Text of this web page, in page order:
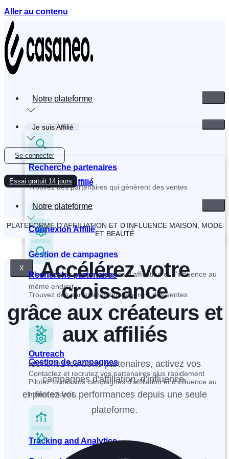
Aller au contenu
Notre plateforme
Recherche partenaires
Trouvez des partenaires qui génèrent des ventes
Gestion de campagnes
Pilotez toutes vos campagnes d’affiliation et d’influence au
même endroit
Outreach
Contactez et recrutez vos partenaires plus rapidement
Tracking and Analytics
Je suis Affilié
Inscription Affilié
Connexion Affilié
X
Se connecter
Essai gratuit 14 jours
Notre plateforme
Recherche partenaires
Trouvez des partenaires qui génèrent des ventes
Gestion de campagnes
Pilotez toutes vos campagnes d’affiliation et d’influence au
même endroit
PLATEFORME D’AFFILIATION ET D’INFLUENCE MAISON, MODE
ET BEAUTÉ
Accélérez votre
croissance
grâce aux créateurs et
aux affiliés
Identifiez les bons partenaires, activez vos
campagnes d'affiliation, d'influence,
et pilotez vos performances depuis une seule
plateforme.